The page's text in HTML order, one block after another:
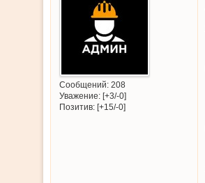
Сообщений:208
Уважение: [+3/-0]
Позитив: [+15/-0]